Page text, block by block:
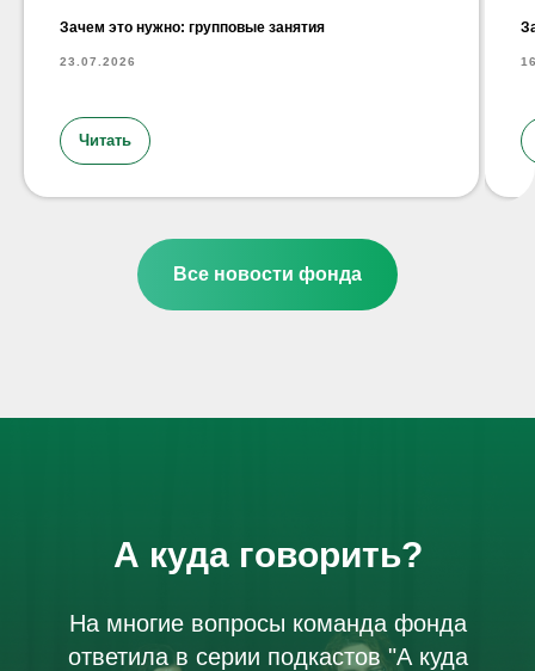
Зачем это нужно: групповые занятия
23.07.2026
Читать
Все новости фонда
А куда говорить?
На многие вопросы команда фонда
ответила в серии подкастов "А куда